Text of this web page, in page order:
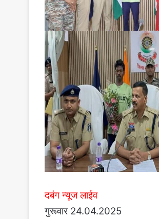
दबंग न्यूज लाईव
गुरूवार 24.04.2025